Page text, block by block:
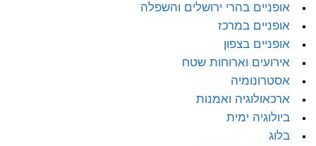
אופניים בהרי ירושלים והשפלה
אופניים במרכז
אופניים בצפון
אירועים וארוחות שטח
אסטרונומיה
ארכאולוגיה ואמנות
ביולוגיה ימית
בלוג